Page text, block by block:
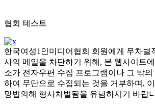
협회 테스트
한국여성1인미디어협회 회원에게 무차별
사의 메일을 차단하기 위해, 본 웹사이트
소가 전자우편 수집 프로그램이나 그 밖
하여 무단으로 수집되는 것을 거부하며,
망법의해 형사처벌됨을 유념하시기 바랍